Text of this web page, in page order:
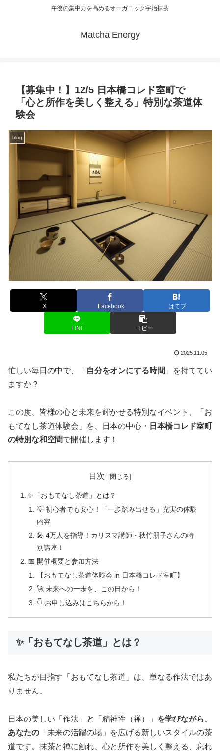
午後の集中力を高めるオーガニック宇治抹茶
Matcha Energy
【募集中！】12/5 日本橋コレド室町で
「心と所作を美しく整える」特別な茶道体
験会
blog
X Facebook はてブ
LINE コピー
2025.11.05
忙しい毎日の中で、「 自分をオンにする時間 」を持ててい
ますか？
この度、皆様の心と未来を輝かせる特別なイベント、「お
もてなし茶道体験会」を、日本の中心・ 日本橋コレド室町
の特別な和空間で開催します！
目次
✨「おもてなし茶道」とは？
💡 初心者でも安心！「一歩踏み出せる」充実の体験
内容
🎤 4万人を指導！カリスマ講師・秋竹朋子さんの特
別講座！
📅 開催概要と参加方法
【おもてなし茶道体験会 in 日本橋コレド室町】
🚀 未来への一歩を、この日から！
👇 お申し込みはこちらから！
✨「おもてなし茶道」とは？
私たちが目指す「おもてなし茶道」は、単なる作法ではあ
りません。
日本の美しい「作法」 と 「精神性（禅）」 を学びながら、
あなたの 「未来の活躍の場」を広げる新しいスタイルの茶
道です。抹茶と禅に触れ、心と所作を美しく整える、忘れ